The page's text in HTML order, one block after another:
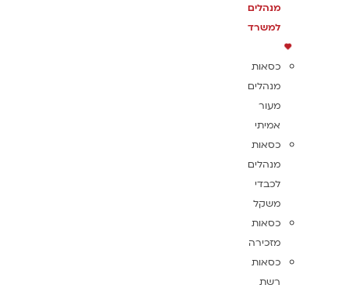
מנהלים
למשרד
כסאות
מנהלים
מעור
אמיתי
כסאות
מנהלים
לכבדי
משקל
כסאות
מזכירה
כסאות
רשת